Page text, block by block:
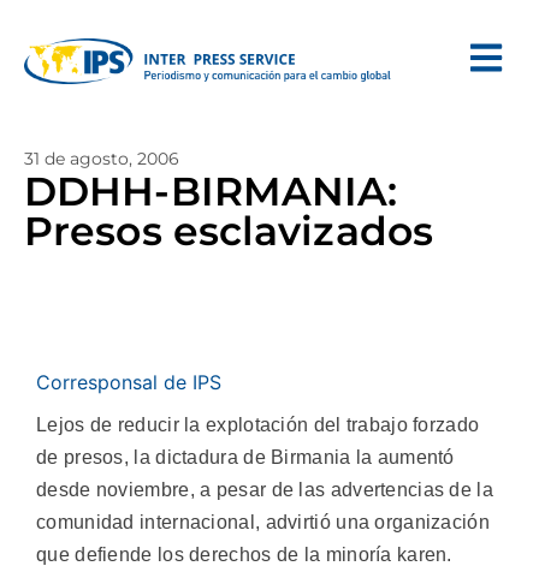
31 de agosto, 2006
DDHH-BIRMANIA:
Presos esclavizados
Corresponsal de IPS
Lejos de reducir la explotación del trabajo forzado
de presos, la dictadura de Birmania la aumentó
desde noviembre, a pesar de las advertencias de la
comunidad internacional, advirtió una organización
que defiende los derechos de la minoría karen.